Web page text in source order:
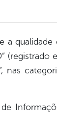
a qualidade
(registrado
nas